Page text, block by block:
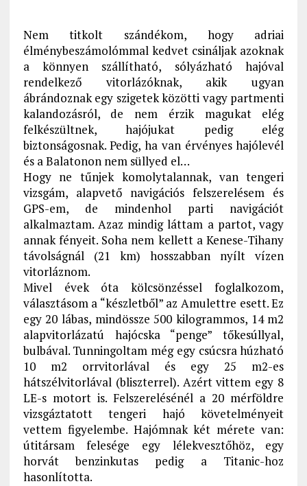
Nem titkolt szándékom, hogy adriai
élménybeszámolómmal kedvet csináljak azoknak
a könnyen szállítható, sólyázható hajóval
rendelkező vitorlázóknak, akik ugyan
ábrándoznak egy szigetek közötti vagy partmenti
kalandozásról, de nem érzik magukat elég
felkészültnek, hajójukat pedig elég
biztonságosnak. Pedig, ha van érvényes hajólevél
és a Balatonon nem süllyed el…
Hogy ne tűnjek komolytalannak, van tengeri
vizsgám, alapvető navigációs felszerelésem és
GPS-em, de mindenhol parti navigációt
alkalmaztam. Azaz mindig láttam a partot, vagy
annak fényeit. Soha nem kellett a Kenese-Tihany
távolságnál (21 km) hosszabban nyílt vízen
vitorláznom.
Mivel évek óta kölcsönzéssel foglalkozom,
választásom a “készletből” az Amulettre esett. Ez
egy 20 lábas, mindössze 500 kilogrammos, 14 m2
alapvitorlázatú hajócska “penge” tőkesúllyal,
bulbával. Tunningoltam még egy csúcsra húzható
10 m2 orrvitorlával és egy 25 m2-es
hátszélvitorlával (bliszterrel). Azért vittem egy 8
LE-s motort is. Felszerelésénél a 20 mérföldre
vizsgáztatott tengeri hajó követelményeit
vettem figyelembe. Hajómnak két mérete van:
útitársam felesége egy lélekvesztőhöz, egy
horvát benzinkutas pedig a Titanic-hoz
hasonlította.